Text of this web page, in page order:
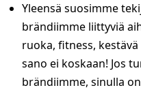
Yleensä suosimme
brändiimme liittyviä
ruoka, fitness,
sano ei koskaan! Jos
brändiimme, sinulla